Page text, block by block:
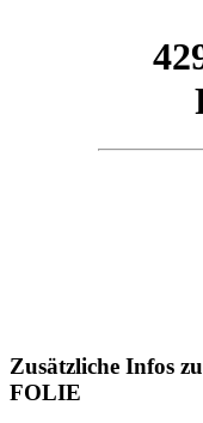
Zusätzliche Infos zu
FOLIE